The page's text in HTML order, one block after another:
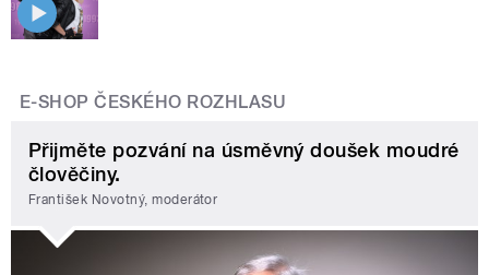
E-SHOP ČESKÉHO ROZHLASU
Přijměte pozvání na úsměvný doušek moudré
člověčiny.
František Novotný, moderátor